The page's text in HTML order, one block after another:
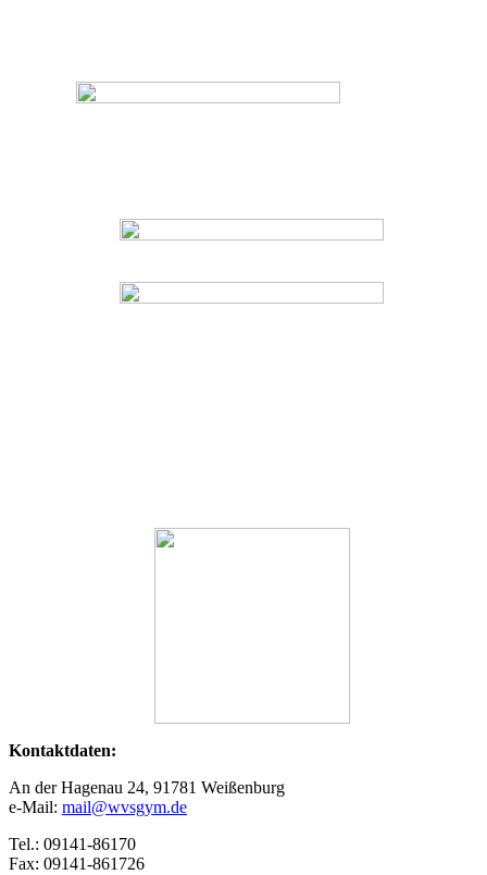
Kontaktdaten:
An der Hagenau 24, 91781 Weißenburg
e-Mail: mail@wvsgym.de
Tel.: 09141-86170
Fax: 09141-861726